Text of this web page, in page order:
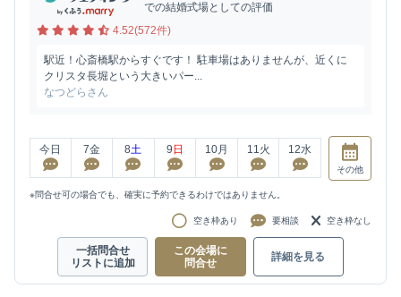
での結婚式場としての評価
4.52(572件)
駅近！心斎橋駅からすぐです！ 駐車場はありませんが、近くに
クリスタ長堀という大きいパー...
なつどらさん
今日 7金 8土 9 日 10月 11火 12水
その他
※問合せ可の場合でも、確実に予約できるわけではありません。
空き枠あり 要相談 空き枠なし
一括問合せ
リストに追加
この会場に
問合せ
詳細を見る